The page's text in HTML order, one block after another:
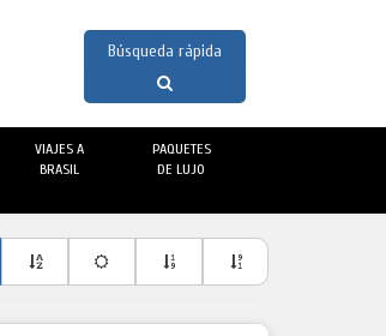
VIAJES A
BRASIL
PAQUETES
DE LUJO